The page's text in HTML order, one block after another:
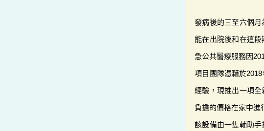
發病後的三至六個
能在出院後和在這
急公共醫療服務因
項目團隊憑藉於
經驗，現推出一項
負擔的價格在家中進
該設備由一隻輔助